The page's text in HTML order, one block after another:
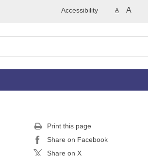
A A
Accessibility
Print this page
Share on Facebook
Share on X